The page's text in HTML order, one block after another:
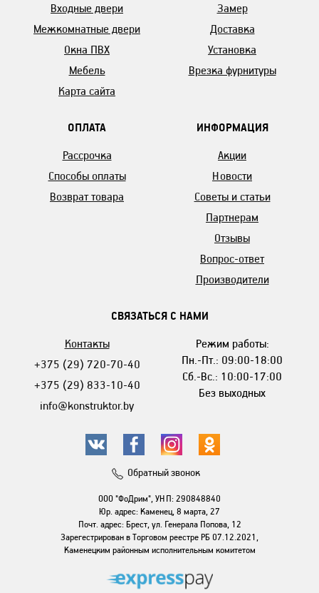
Входные двери
Межкомнатные двери
Окна ПВХ
Мебель
Карта сайта
Замер
Доставка
Установка
Врезка фурнитуры
ОПЛАТА
Рассрочка
Способы оплаты
Возврат товара
ИНФОРМАЦИЯ
Акции
Новости
Советы и статьи
Партнерам
Отзывы
Вопрос-ответ
Производители
СВЯЗАТЬСЯ С НАМИ
Контакты
+375 (29) 720-70-40
+375 (29) 833-10-40
info@konstruktor.by
Режим работы:
Пн.-Пт.: 09:00-18:00
Сб.-Вс.: 10:00-17:00
Без выходных
Обратный звонок
ООО "ФоДрим", УНП: 290848840
Юр. адрес: Каменец, 8 марта, 27
Почт. адрес: Брест, ул. Генерала Попова, 12
Зарегестрирован в Торговом реестре РБ 07.12.2021,
Каменецким районным исполнительным комитетом